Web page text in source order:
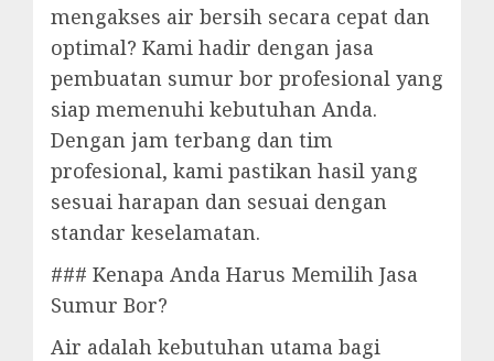
mengakses air bersih secara cepat dan
optimal? Kami hadir dengan jasa
pembuatan sumur bor profesional yang
siap memenuhi kebutuhan Anda.
Dengan jam terbang dan tim
profesional, kami pastikan hasil yang
sesuai harapan dan sesuai dengan
standar keselamatan.
### Kenapa Anda Harus Memilih Jasa
Sumur Bor?
Air adalah kebutuhan utama bagi